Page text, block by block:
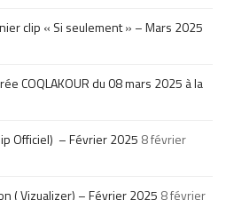
clip « Si seulement » – Mars 2025
COQLAKOUR du 08 mars 2025 à la
Officiel) – Février 2025 8 février
( Vizualizer) – Février 2025 8 février